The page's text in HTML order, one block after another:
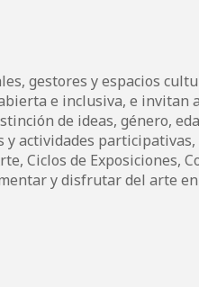
gestores y espacios
e inclusiva, e invitan
de ideas, género,
actividades participativas,
Ciclos de Exposiciones,
y disfrutar del arte